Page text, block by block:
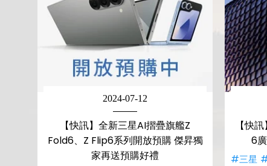
2024-07-12
【快訊】全新三星AI摺疊旗艦Z
Fold6、Z Flip6系列開放預購 傑昇獨
家再送預購好禮
【快
6
#三星